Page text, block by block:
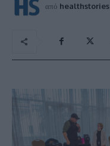
από healthstories